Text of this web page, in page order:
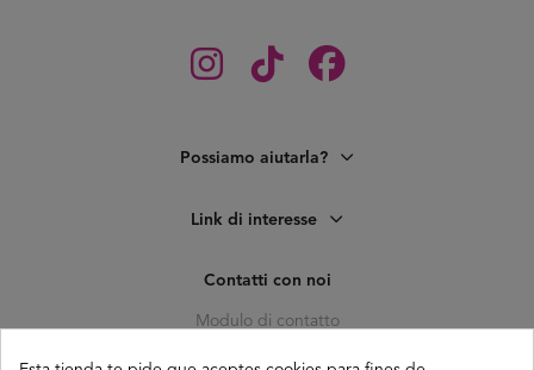
Possiamo aiutarla?
Link di interesse
Contatti con noi
Modulo di contatto
C. Pagés del Corro, 133, b